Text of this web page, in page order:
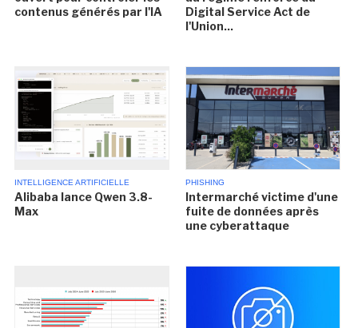
contenus générés par l'IA
Digital Service Act de
l'Union...
INTELLIGENCE ARTIFICIELLE
Alibaba lance Qwen 3.8-
Max
PHISHING
Intermarché victime d'une
fuite de données après
une cyberattaque